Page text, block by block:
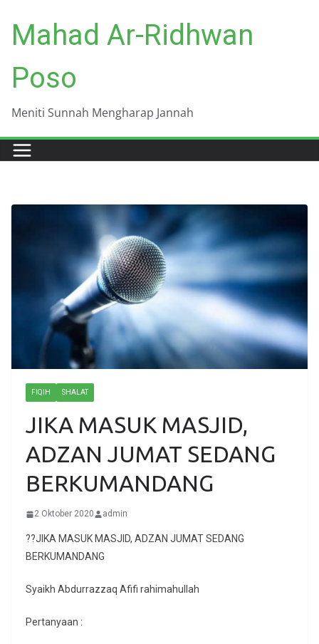
content
Mahad Ar-Ridhwan
Poso
Meniti Sunnah Mengharap Jannah
FIQIH SHALAT
JIKA MASUK MASJID,
ADZAN JUMAT SEDANG
BERKUMANDANG
2 Oktober 2020 admin
??JIKA MASUK MASJID, ADZAN JUMAT SEDANG
BERKUMANDANG
Syaikh Abdurrazzaq Afifi rahimahullah
Pertanyaan :